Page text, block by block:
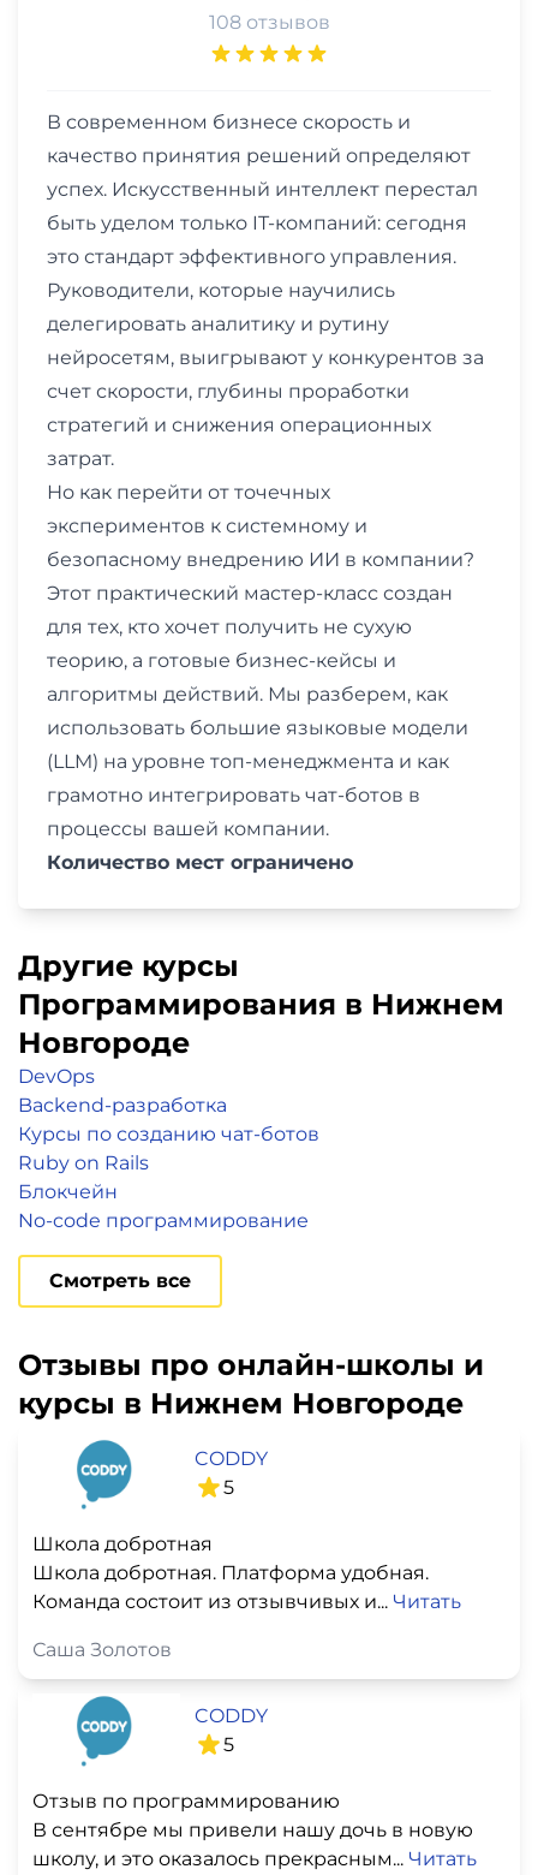
108 отзывов
В современном бизнесе скорость и
качество принятия решений определяют
успех. Искусственный интеллект перестал
быть уделом только IT-компаний: сегодня
это стандарт эффективного управления.
Руководители, которые научились
делегировать аналитику и рутину
нейросетям, выигрывают у конкурентов за
счет скорости, глубины проработки
стратегий и снижения операционных
затрат.
Но как перейти от точечных
экспериментов к системному и
безопасному внедрению ИИ в компании?
Этот практический мастер-класс создан
для тех, кто хочет получить не сухую
теорию, а готовые бизнес-кейсы и
алгоритмы действий. Мы разберем, как
использовать большие языковые модели
(LLM) на уровне топ-менеджмента и как
грамотно интегрировать чат-ботов в
процессы вашей компании.
Количество мест ограничено
Другие курсы
Программирования в Нижнем
Новгороде
DevOps
Backend-разработка
Курсы по созданию чат-ботов
Ruby on Rails
Блокчейн
No-code программирование
Смотреть все
Отзывы про онлайн-школы и
курсы в Нижнем Новгороде
CODDY
5
Школа добротная
Школа добротная. Платформа удобная.
Команда состоит из отзывчивых и... Читать
Саша Золотов
CODDY
5
Отзыв по программированию
В сентябре мы привели нашу дочь в новую
школу, и это оказалось прекрасным... Читать